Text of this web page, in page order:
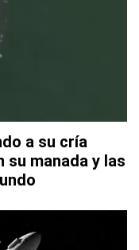
a su cría
su manada y las